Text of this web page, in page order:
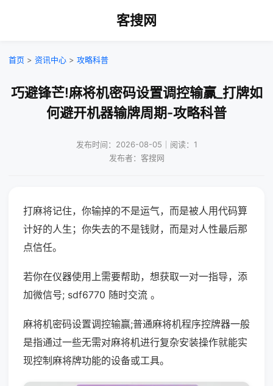
客搜网
首页 > 资讯中心 > 攻略科普
巧避锋芒!麻将机密码设置调控输赢_打牌如
何避开机器输牌周期-攻略科普
发布时间：2026-08-05｜阅读：1
发布者：客搜网
打麻将记住，你输掉的不是运气，而是被人用代码算
计好的人生；你失去的不是钱财，而是对人性最后那
点信任。
若你在仪器使用上需要帮助，想获取一对一指导，添
加微信号; sdf6770 随时交流 。
麻将机密码设置调控输赢;普通麻将机程序控牌器一般
是指通过一些无需对麻将机进行复杂安装操作就能实
现控制麻将牌功能的设备或工具。